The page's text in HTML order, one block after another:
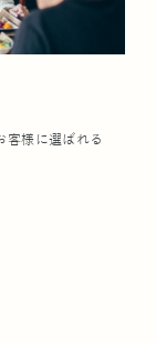
客様に選ばれる